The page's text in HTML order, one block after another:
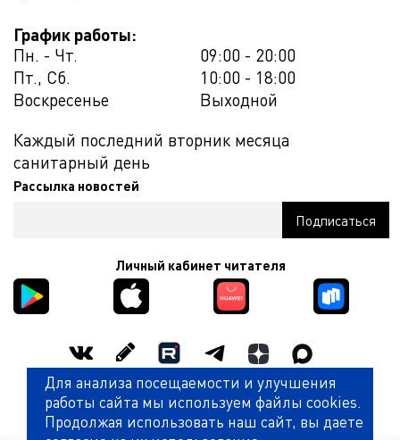
График работы:
Пн. - Чт.
09:00 - 20:00
Пт., Сб.
10:00 - 18:00
Воскресенье
Выходной
Каждый последний вторник месяца
санитарный день
Рассылка новостей
Личный кабинет читателя
Оценить работу библиотеки
Для анализа посещаемости и улучшения
работы сайта мы используем файлы cookies.
Продолжая использовать наш сайт, вы даете